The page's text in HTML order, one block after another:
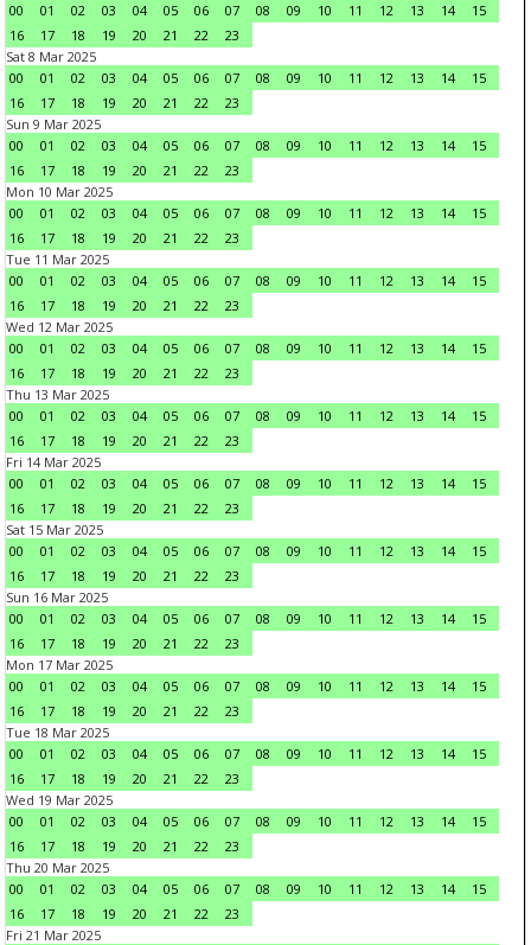
00
01 02 03 04 05 06 07 08 09 10 11 12 13 14
15
16
17 18 19 20 21 22
23
Sat 8 Mar 2025
00
01 02 03 04 05 06 07 08 09 10 11 12 13 14
15
16
17 18 19 20 21 22
23
Sun 9 Mar 2025
00
01 02 03 04 05 06 07 08 09 10 11 12 13 14
15
16
17 18 19 20 21 22
23
Mon 10 Mar 2025
00
01 02 03 04 05 06 07 08 09 10 11 12 13 14
15
16
17 18 19 20 21 22
23
Tue 11 Mar 2025
00
01 02 03 04 05 06 07 08 09 10 11 12 13 14
15
16
17 18 19 20 21 22
23
Wed 12 Mar 2025
00
01 02 03 04 05 06 07 08 09 10 11 12 13 14
15
16
17 18 19 20 21 22
23
Thu 13 Mar 2025
00
01 02 03 04 05 06 07 08 09 10 11 12 13 14
15
16
17 18 19 20 21 22
23
Fri 14 Mar 2025
00
01 02 03 04 05 06 07 08 09 10 11 12 13 14
15
16
17 18 19 20 21 22
23
Sat 15 Mar 2025
00
01 02 03 04 05 06 07 08 09 10 11 12 13 14
15
16
17 18 19 20 21 22
23
Sun 16 Mar 2025
00
01 02 03 04 05 06 07 08 09 10 11 12 13 14
15
16
17 18 19 20 21 22
23
Mon 17 Mar 2025
00
01 02 03 04 05 06 07 08 09 10 11 12 13 14
15
16
17 18 19 20 21 22
23
Tue 18 Mar 2025
00
01 02 03 04 05 06 07 08 09 10 11 12 13 14
15
16
17 18 19 20 21 22
23
Wed 19 Mar 2025
00
01 02 03 04 05 06 07 08 09 10 11 12 13 14
15
16
17 18 19 20 21 22
23
Thu 20 Mar 2025
00
01 02 03 04 05 06 07 08 09 10 11 12 13 14
15
16
17 18 19 20 21 22
23
Fri 21 Mar 2025